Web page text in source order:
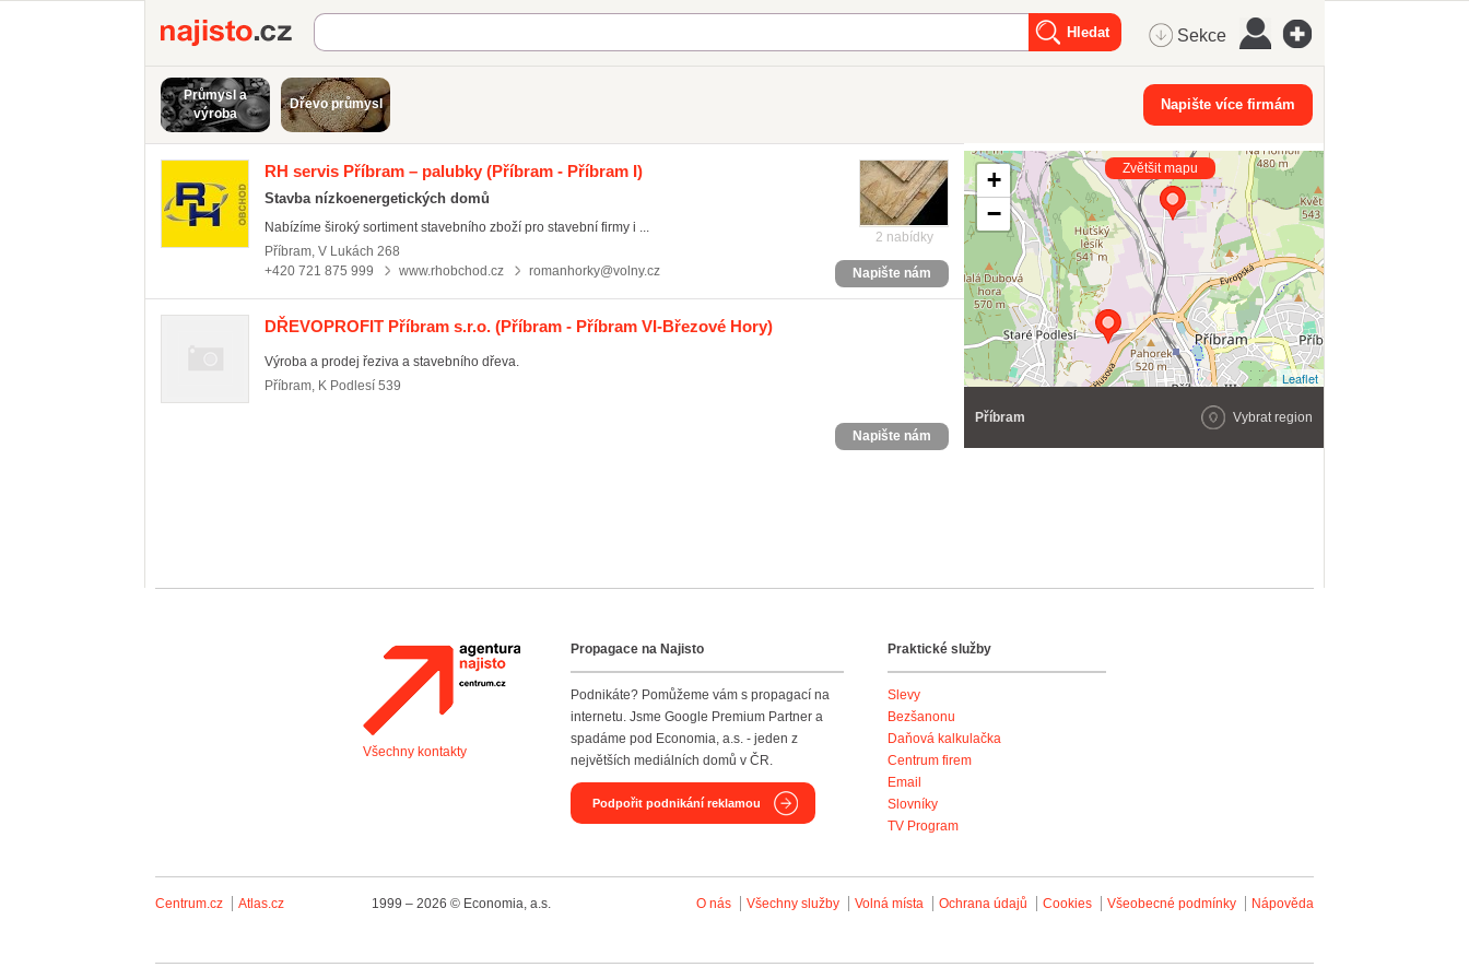
Najisto.cz Sekce
Průmysl a
výroba
Dřevo průmysl Napište více firmám
RH servis Příbram – palubky (Příbram - Příbram I)
Stavba nízkoenergetických domů
Nabízíme široký sortiment stavebního zboží pro stavební firmy i ...
Příbram, V Lukách 268
+420 721 875 999
www.rhobchod.cz romanhorky@volny.cz
2 nabídky
Napište nám
DŘEVOPROFIT Příbram s.r.o. (Příbram - Příbram VI-Březové Hory)
Výroba a prodej řeziva a stavebního dřeva.
Příbram, K Podlesí 539
Napište nám
+
−
Leaflet
Zvětšit mapu
Příbram Vybrat region
Agentura Najisto
Všechny kontakty
Propagace na Najisto
Podnikáte? Pomůžeme vám s propagací na
internetu. Jsme Google Premium Partner a
spadáme pod Economia, a.s. - jeden z
největších mediálních domů v ČR.
Podpořit podnikání reklamou
Praktické služby
Slevy
Bezšanonu
Daňová kalkulačka
Centrum firem
Email
Slovníky
TV Program
Centrum.cz Atlas.cz 1999 – 2026 © Economia, a.s. O nás Všechny služby Volná místa Ochrana údajů Cookies Všeobecné podmínky Nápověda